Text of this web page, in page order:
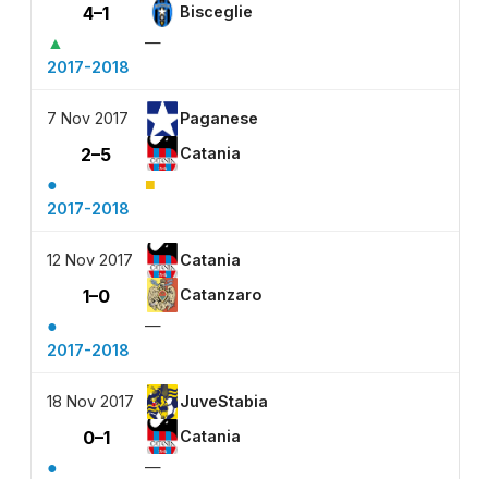
4–1 Bisceglie
▲
—
2017-2018
7 Nov 2017 Paganese
2–5 Catania
● ■
2017-2018
12 Nov 2017 Catania
1–0 Catanzaro
●
—
2017-2018
18 Nov 2017 JuveStabia
0–1 Catania
●
—